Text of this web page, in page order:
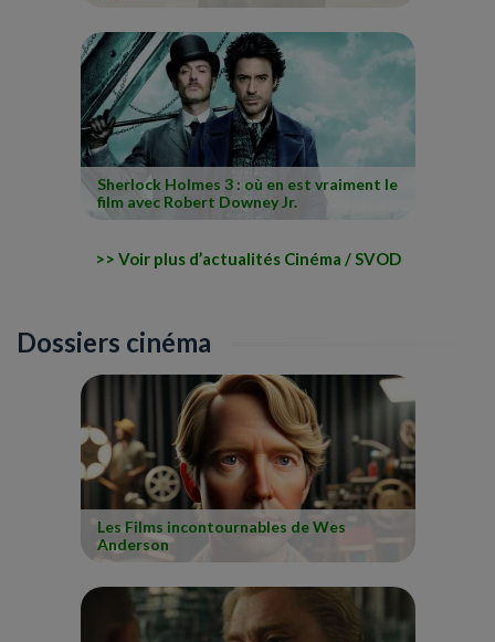
Sherlock Holmes 3 : où en est vraiment le
film avec Robert Downey Jr.
Voir plus d’actualités Cinéma / SVOD
Dossiers cinéma
Les Films incontournables de Wes
Anderson